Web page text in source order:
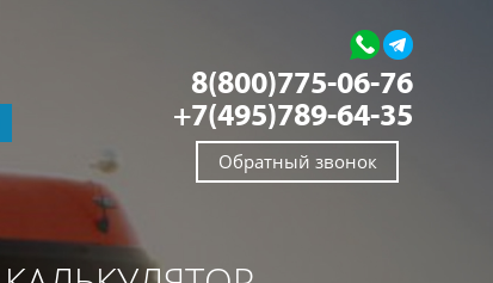
8(800)775-06-76
+7(495)789-64-35
Обратный звонок